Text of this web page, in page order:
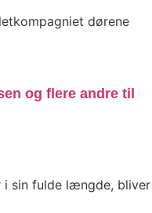
dørene
og flere andre til
i sin fulde længde, bliver